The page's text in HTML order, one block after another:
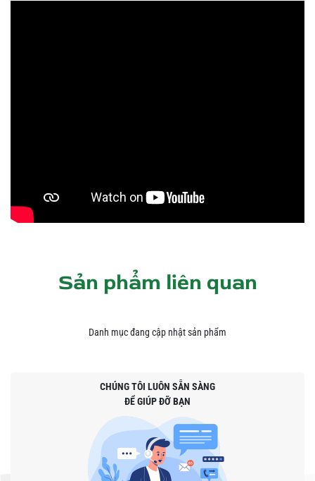
Sản phẩm liên quan
Danh mục đang cập nhật sản phẩm
CHÚNG TÔI LUÔN SẴN SÀNG
ĐỂ GIÚP ĐỠ BẠN